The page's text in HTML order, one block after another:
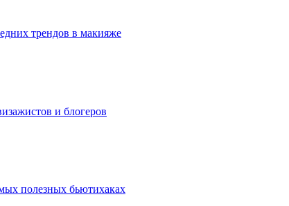
трендов в макияже
и блогеров
полезных бьютихаках